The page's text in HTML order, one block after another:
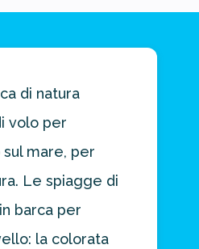
di natura
volo per
mare, per
Le spiagge di
barca per
la colorata